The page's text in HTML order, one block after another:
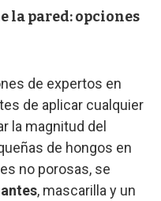
la pared: opciones
de expertos en
de aplicar cualquier
la magnitud del
de hongos en
no porosas, se
, mascarilla y un